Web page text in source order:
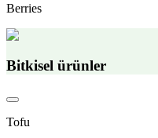
Berries
Bitkisel ürünler
Tofu